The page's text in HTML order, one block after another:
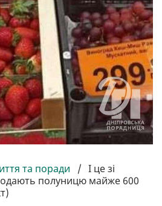
та поради / І це зі
полуницю майже 600